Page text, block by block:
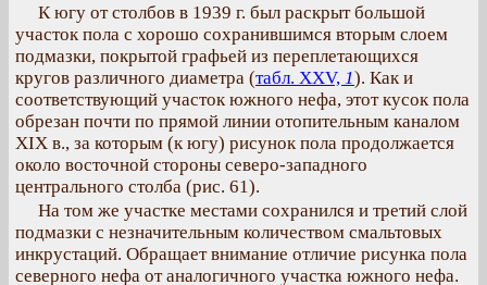
К югу от столбов в 1939 г. был раскрыт большой
участок пола с хорошо сохранившимся вторым слоем
подмазки, покрытой графьей из переплетающихся
кругов различного диаметра (табл. XXV, 1). Как и
соответствующий участок южного нефа, этот кусок пола
обрезан почти по прямой линии отопительным каналом
XIX в., за которым (к югу) рисунок пола продолжается
около восточной стороны северо-западного
центрального столба (рис. 61).
На том же участке местами сохранился и третий слой
подмазки с незначительным количеством смальтовых
инкрустаций. Обращает внимание отличие рисунка пола
северного нефа от аналогичного участка южного нефа.